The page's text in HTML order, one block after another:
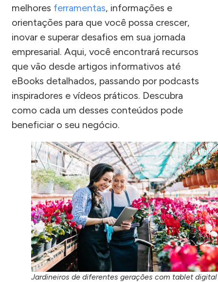
melhores ferramentas, informações e
orientações para que você possa crescer,
inovar e superar desafios em sua jornada
empresarial. Aqui, você encontrará recursos
que vão desde artigos informativos até
eBooks detalhados, passando por podcasts
inspiradores e vídeos práticos. Descubra
como cada um desses conteúdos pode
beneficiar o seu negócio.
Jardineiros de diferentes gerações com tablet digital